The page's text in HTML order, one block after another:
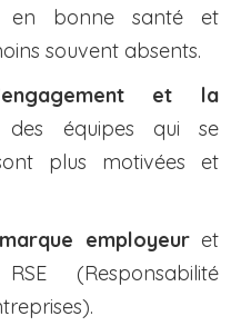
en bonne santé et
souvent absents.
et la
équipes qui se
plus motivées et
employeuret
(Responsabilité